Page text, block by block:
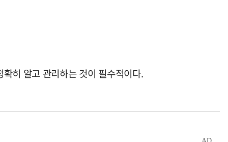
히 알고 관리하는 것이 필수적이다.